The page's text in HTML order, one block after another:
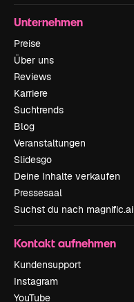
Unternehmen
Preise
Über uns
Reviews
Karriere
Suchtrends
Blog
Veranstaltungen
Slidesgo
Deine Inhalte verkaufen
Pressesaal
Suchst du nach magnific.ai
Kontakt aufnehmen
Kundensupport
Instagram
YouTube